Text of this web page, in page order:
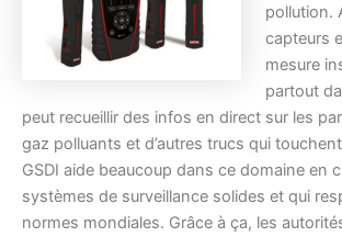
pollution.
capteurs
mesure
partout
peut recueillir des infos en direct sur les
gaz polluants et d’autres trucs qui
GSDI aide beaucoup dans ce domaine en
systèmes de surveillance solides et qui
normes mondiales. Grâce à ça, les